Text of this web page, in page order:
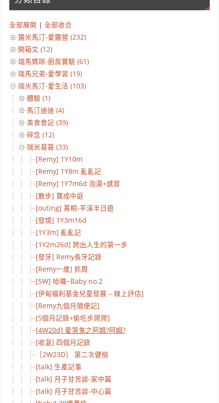
全部展開 | 全部收合
露米馬汀-愛露營 (232)
開箱文 (12)
瑞馬媽咪-廚房實驗 (61)
瑞馬兄弟-愛學習 (19)
瑞米馬汀-愛生活 (103)
體驗 (1)
馬汀迪迪 (4)
美食食記 (39)
碎念 (12)
瑞米葛葛 (33)
[Remy] 1Y10m
[Remy] 1Y8m 亂亂記
[Remy] 1Y7m6d 泡湯+感冒
[散步] 寶成中庭
[outing] 菁桐-平溪半日遊
[發燒] 1Y3m16d
[1Y3m] 亂亂記
[1Y2m26d] 跨出人生的第一步
[發牙] Remy長牙記錄
[Remy一歲] 抓周
[5W] 哈囉~Baby no.2
[伊甸福利基金兒童發展 – 線上評估]
[Remy九個月隨便記]
[5個月記錄+偷吃步爬爬]
[4W20d] 愛哭鬼之阿姆?阿姆?
[收涎] 四個月記錄
［2W23D］ 第二次健檢
[talk] 生產記事
[talk] 月子甘苦談-家中篇
[talk] 月子甘苦談-中心篇